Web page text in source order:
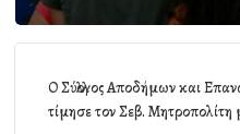
Ο Σύλλογος Αποδήμων και
τίμησε τον Σεβ. Μητροπολίτη